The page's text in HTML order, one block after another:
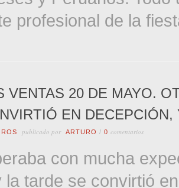
profesional de la
VENTAS 20 DE MAYO.
EN
publicado por ARTURO / 0 comentarios
con mucha
la tarde se convirtió